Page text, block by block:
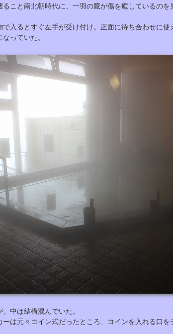
こと南北朝時代に、一羽の鷹が傷を癒しているのを
入るとすぐ左手が受け付け。正面に待ち合わせに使
っていた。
中は結構混んでいた。
は元々コイン式だったところ、コインを入れる口を